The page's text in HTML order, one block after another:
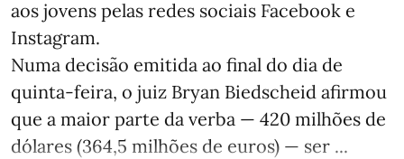
aos jovens pelas redes sociais Facebook e
Instagram.
Numa decisão emitida ao final do dia de
quinta-feira, o juiz Bryan Biedscheid afirmou
que a maior parte da verba — 420 milhões de
dólares (364,5 milhões de euros) — ser ...